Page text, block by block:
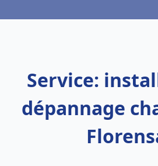
Service:
dépannage